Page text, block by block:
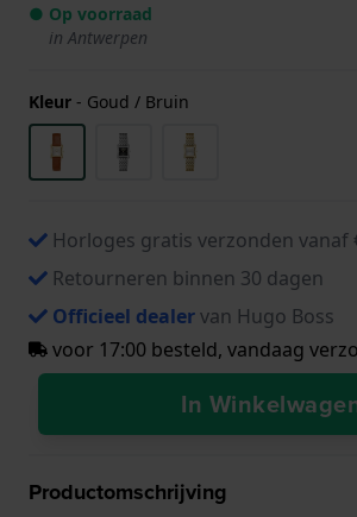
● Op voorraad
in Antwerpen
Kleur - Goud / Bruin
Horloges gratis verzonden vanaf
Retourneren binnen 30 dagen
Officieel dealervan Hugo Boss
voor 17:00 besteld, vandaag
In
Productomschrijving